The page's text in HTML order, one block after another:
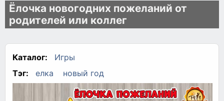
Ёлочка новогодних пожеланий от
родителей или коллег
Каталог:
Игры
Тэг:
елка новый год